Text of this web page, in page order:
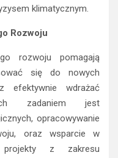
klimatycznym.
Rozwoju
rozwoju pomagają
się do nowych
efektywnie wdrażać
zadaniem jest
opracowywanie
oraz wsparcie w
z zakresu